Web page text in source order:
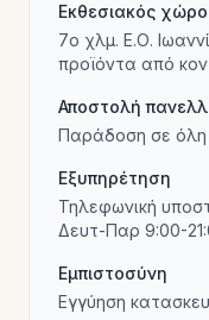
Εκθεσιακός
7ο χλμ. Ε.Ο.
προϊόντα από
Αποστολή
Παράδοση σε όλη
Εξυπηρέτηση
Τηλεφωνική
Δευτ-Παρ 9:00-
Εμπιστοσύνη
Εγγύηση